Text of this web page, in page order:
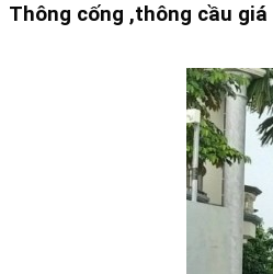
Thông cống ,thông cầu giá